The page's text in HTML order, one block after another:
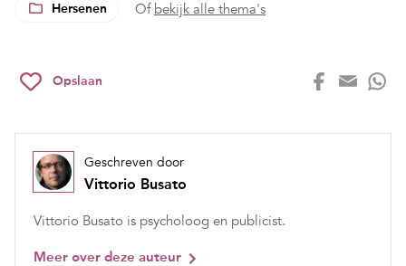
Hersenen Of bekijk alle thema's
Opslaan
Geschreven door
Vittorio Busato
Vittorio Busato is psycholoog en publicist.
Meer over deze auteur